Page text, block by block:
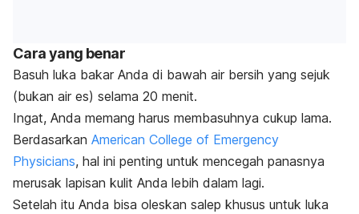
Cara yang benar
Basuh luka bakar Anda di bawah air bersih yang sejuk
(bukan air es) selama 20 menit.
Ingat, Anda memang harus membasuhnya cukup lama.
Berdasarkan American College of Emergency
Physicians, hal ini penting untuk mencegah panasnya
merusak lapisan kulit Anda lebih dalam lagi.
Setelah itu Anda bisa oleskan salep khusus untuk luka